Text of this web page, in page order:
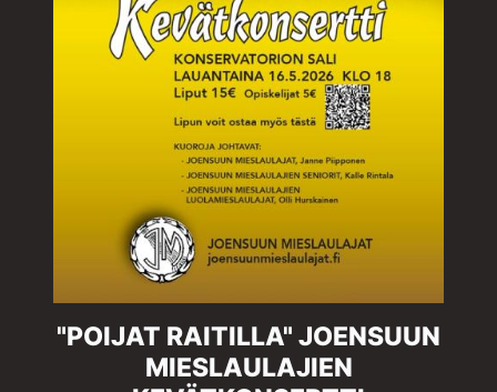
"POIJAT RAITILLA" JOENSUUN
MIESLAULAJIEN